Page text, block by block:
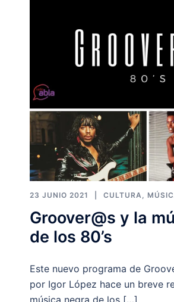
23 JUNIO 2021 CULTURA
Groover@s y la
de los 80’s
Este nuevo programa de
por Igor López hace un breve
música negra de los […]